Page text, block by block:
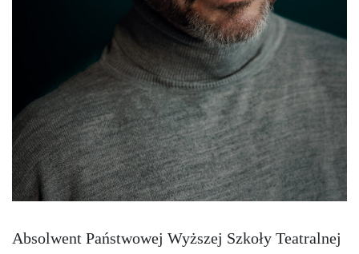
Absolwent Państwowej Wyższej Szkoły Teatralnej